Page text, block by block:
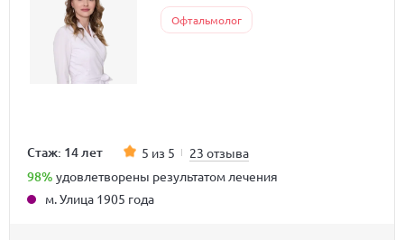
Офтальмолог
Стаж: 14 лет 5 из 5 23 отзыва
98% удовлетворены результатом лечения
м. Улица 1905 года